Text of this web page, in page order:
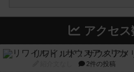
アクセ
リワイルド：サウスアメ
2件の投稿